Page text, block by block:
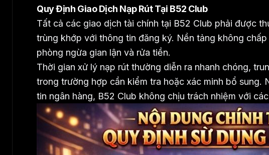
Quy Định Giao Dịch Nạp Rút Tại B52 Club
Tất cả các giao dịch tài chính tại B52 Club phải được
trùng khớp với thông tin đăng ký. Nền tảng không
phòng ngừa gian lận và rửa tiền.
Thời gian xử lý nạp rút thường diễn ra nhanh chóng,
trong trường hợp cần kiểm tra hoặc xác minh bổ sung.
tin ngân hàng, B52 Club không chịu trách nhiệm với